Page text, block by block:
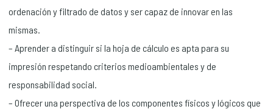
ordenación y filtrado de datos y ser capaz de innovar en las
mismas.
– Aprender a distinguir si la hoja de cálculo es apta para su
impresión respetando criterios medioambientales y de
responsabilidad social.
– Ofrecer una perspectiva de los componentes físicos y lógicos que